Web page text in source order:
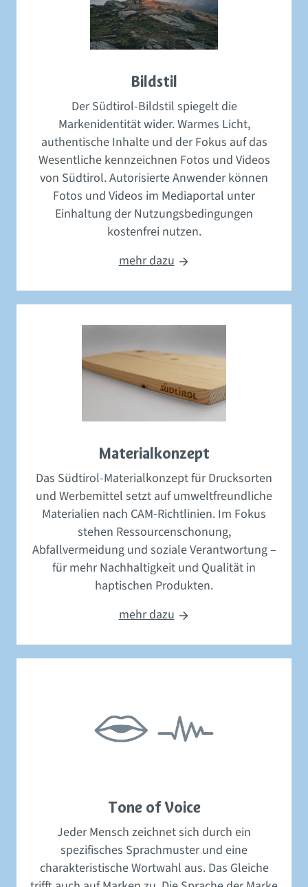
Bildstil
Der Südtirol-Bildstil spiegelt die
Markenidentität wider. Warmes Licht,
authentische Inhalte und der Fokus auf das
Wesentliche kennzeichnen Fotos und Videos
von Südtirol. Autorisierte Anwender können
Fotos und Videos im Mediaportal unter
Einhaltung der Nutzungsbedingungen
kostenfrei nutzen.
mehr dazu
Materialkonzept
Das Südtirol-Materialkonzept für Drucksorten
und Werbemittel setzt auf umweltfreundliche
Materialien nach CAM-Richtlinien. Im Fokus
stehen Ressourcenschonung,
Abfallvermeidung und soziale Verantwortung –
für mehr Nachhaltigkeit und Qualität in
haptischen Produkten.
mehr dazu
Tone of Voice
Jeder Mensch zeichnet sich durch ein
spezifisches Sprachmuster und eine
charakteristische Wortwahl aus. Das Gleiche